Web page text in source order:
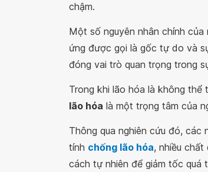
chậm.
Một số nguyên nhân chính
ứng được gọi là gốc tự do và
đóng vai trò quan trọng trong
Trong khi lão hóa là không
lão hóa là một trọng tâm của
Thông qua nghiên cứu đó,
tính chống lão hóa, nhiều
cách tự nhiên để giảm tốc quá